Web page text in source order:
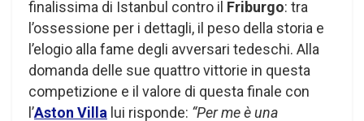
finalissima di Istanbul contro il Friburgo: tra
l’ossessione per i dettagli, il peso della storia e
l’elogio alla fame degli avversari tedeschi. Alla
domanda delle sue quattro vittorie in questa
competizione e il valore di questa finale con
l’Aston Villa lui risponde: “Per me è una